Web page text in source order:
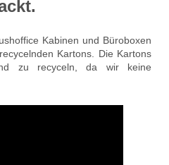
Kabinen und Büroboxen
Kartons. Die Kartons
zu recyceln, da wir keine